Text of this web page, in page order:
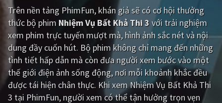
QUỐC GIA
Âu - Mỹ Trung Quốc - Hồng Kông
Hàn Quốc Nhật Bản
Ấn Độ Việt Nam
Trên nền tảng PhimFun, khán giả sẽ có cơ hội thưởng
thức bộ phim Nhiệm Vụ Bất Khả Thi 3 với trải nghiệm
xem phim trực tuyến mượt mà, hình ảnh sắc nét và nội
dung đầy cuốn hút. Bộ phim không chỉ mang đến những
tình tiết hấp dẫn mà còn đưa người xem bước vào một
thế giới điện ảnh sống động, nơi mỗi khoảnh khắc đều
được tái hiện chân thực. Khi xem Nhiệm Vụ Bất Khả Thi
3 tại PhimFun, người xem có thể tận hưởng trọn vẹn